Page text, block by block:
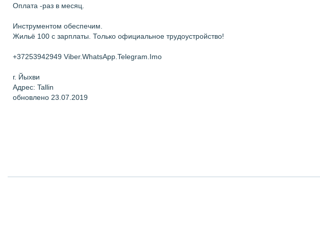
Оплата -раз в месяц.
Инструментом обеспечим.
Жильё 100 с зарплаты. Только официальное трудоустройство!
+37253942949 Viber.WhatsApp.Telegram.Imo
г. Йыхви
Адрес: Tallin
обновлено 23.07.2019